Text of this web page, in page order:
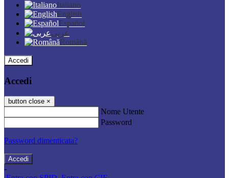
Italiano
English
Español
عربى
Română
Accedi
Accedi
button close ×
Nome Utente
Password
Password dimenticata?
-